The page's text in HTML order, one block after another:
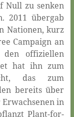
Null zu senken
2011 übergab
Nationen, kurz
Campaign an
den offiziellen
hat ihn zum
das zum
bereits über
in
Plant-for-